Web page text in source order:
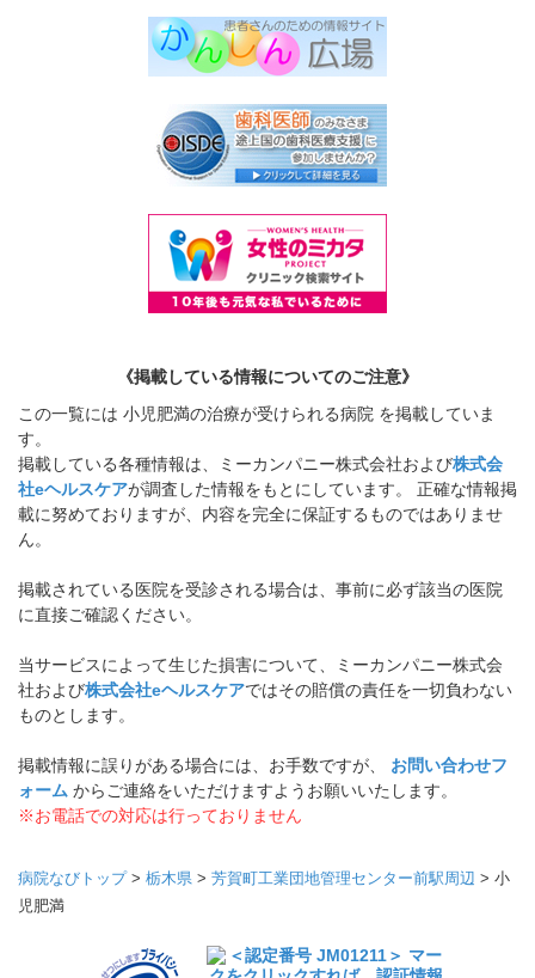
《掲載している情報についてのご注意》
この一覧には 小児肥満の治療が受けられる病院 を掲載していま
す。
掲載している各種情報は、ミーカンパニー株式会社および株式会
社eヘルスケアが調査した情報をもとにしています。 正確な情報掲
載に努めておりますが、内容を完全に保証するものではありませ
ん。
掲載されている医院を受診される場合は、事前に必ず該当の医院
に直接ご確認ください。
当サービスによって生じた損害について、ミーカンパニー株式会
社および株式会社eヘルスケアではその賠償の責任を一切負わない
ものとします。
掲載情報に誤りがある場合には、お手数ですが、 お問い合わせフ
ォーム からご連絡をいただけますようお願いいたします。
※お電話での対応は行っておりません
病院なびトップ> 栃木県 > 芳賀町工業団地管理センター前駅周辺 > 小
児肥満